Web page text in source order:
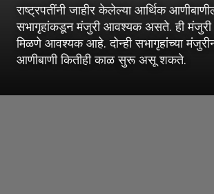
राष्ट्रपतींनी जाहीर केलेल्या आर्थिक
सभागृहांकडून मंजुरी आवश्यक असते. ही मंजुरी
मिळणे आवश्यक आहे. दोन्ही सभागृहांच्या
आणीबाणी कितीही काळ सुरू असू शकते.